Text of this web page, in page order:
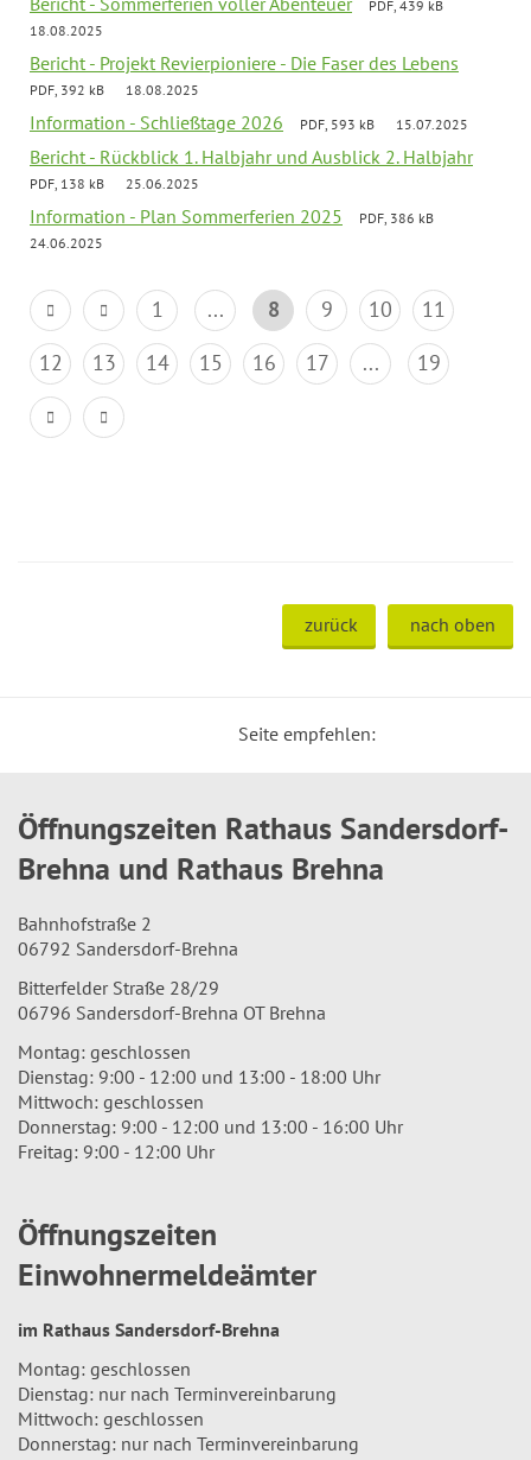
PDF, 439 kB
18.08.2025
Bericht - Projekt Revierpioniere - Die Faser des Lebens
PDF, 392 kB 18.08.2025
Information - Schließtage 2026 PDF, 593 kB 15.07.2025
Bericht - Rückblick 1. Halbjahr und Ausblick 2. Halbjahr
PDF, 138 kB 25.06.2025
Information - Plan Sommerferien 2025
PDF, 386 kB
24.06.2025
1 ... 8 9 10
11
12
13 14 15 16 17 ... 19
zurück nach oben
Seite empfehlen:
Öffnungszeiten Rathaus Sandersdorf-
Brehna und Rathaus Brehna
Bahnhofstraße 2
06792 Sandersdorf-Brehna
Bitterfelder Straße 28/29
06796 Sandersdorf-Brehna OT Brehna
Montag: geschlossen
Dienstag: 9:00 - 12:00 und 13:00 - 18:00 Uhr
Mittwoch: geschlossen
Donnerstag: 9:00 - 12:00 und 13:00 - 16:00 Uhr
Freitag: 9:00 - 12:00 Uhr
Öffnungszeiten
Einwohnermeldeämter
im Rathaus Sandersdorf-Brehna
Montag: geschlossen
Dienstag: nur nach Terminvereinbarung
Mittwoch: geschlossen
Donnerstag: nur nach Terminvereinbarung